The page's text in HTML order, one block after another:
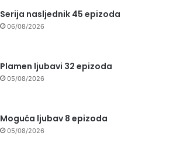
Serija nasljednik 45 epizoda
06/08/2026
Plamen ljubavi 32 epizoda
05/08/2026
Moguća ljubav 8 epizoda
05/08/2026